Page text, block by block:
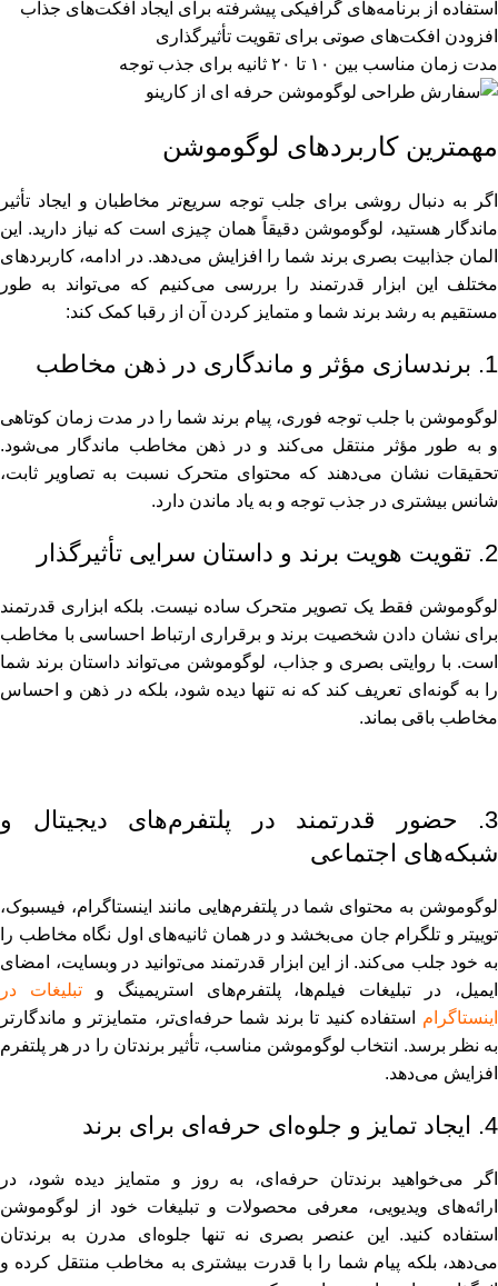
استفاده از برنامه‌های گرافیکی پیشرفته برای ایجاد افکت‌های جذاب
افزودن افکت‌های صوتی برای تقویت تأثیرگذاری
مدت زمان مناسب بین ۱۰ تا ۲۰ ثانیه برای جذب توجه
مهمترین کاربردهای لوگوموشن
اگر به ‌دنبال روشی برای جلب توجه سریع‌تر مخاطبان و ایجاد تأثیر
ماندگار هستید، لوگوموشن دقیقاً همان چیزی است که نیاز دارید. این
المان جذابیت بصری برند شما را افزایش می‌دهد. در ادامه، کاربردهای
مختلف این ابزار قدرتمند را بررسی می‌کنیم که می‌تواند به‌ طور
مستقیم به رشد برند شما و متمایز کردن آن از رقبا کمک کند:
1. برندسازی مؤثر و ماندگاری در ذهن مخاطب
لوگوموشن با جلب توجه فوری، پیام برند شما را در مدت زمان کوتاهی
و به ‌طور مؤثر منتقل می‌کند و در ذهن مخاطب ماندگار می‌شود.
تحقیقات نشان می‌دهند که محتوای متحرک نسبت به تصاویر ثابت،
شانس بیشتری در جذب توجه و به یاد ماندن دارد.
2. تقویت هویت برند و داستان ‌سرایی تأثیرگذار
لوگوموشن فقط یک تصویر متحرک ساده نیست. بلکه ابزاری قدرتمند
برای نشان ‌دادن شخصیت برند و برقراری ارتباط احساسی با مخاطب
است. با روایتی بصری و جذاب، لوگوموشن می‌تواند داستان برند شما
را به‌ گونه‌ای تعریف کند که نه ‌تنها دیده شود، بلکه در ذهن و احساس
مخاطب باقی بماند.
3. حضور قدرتمند در پلتفرم‌های دیجیتال و
شبکه‌های اجتماعی
لوگوموشن به محتوای شما در پلتفرم‌هایی مانند اینستاگرام، فیسبوک،
توییتر و تلگرام جان می‌بخشد و در همان ثانیه‌های اول نگاه مخاطب را
به خود جلب می‌کند. از این ابزار قدرتمند می‌توانید در وبسایت، امضای
ایمیل، در تبلیغات فیلم‌ها، پلتفرم‌های استریمینگ وتبلیغات در
اینستاگرام استفاده کنید تا برند شما حرفه‌ای‌تر، متمایزتر و ماندگارتر
به ‌نظر برسد. انتخاب لوگوموشن مناسب، تأثیر برندتان را در هر پلتفرم
افزایش می‌دهد.
4. ایجاد تمایز و جلوه‌ای حرفه‌ای برای برند
اگر می‌خواهید برندتان حرفه‌ای، به‌ روز و متمایز دیده شود، در
ارائه‌های ویدیویی، معرفی محصولات و تبلیغات خود از لوگوموشن
استفاده کنید. این عنصر بصری نه ‌تنها جلوه‌ای مدرن به برندتان
می‌دهد، بلکه پیام شما را با قدرت بیشتری به مخاطب منتقل کرده و